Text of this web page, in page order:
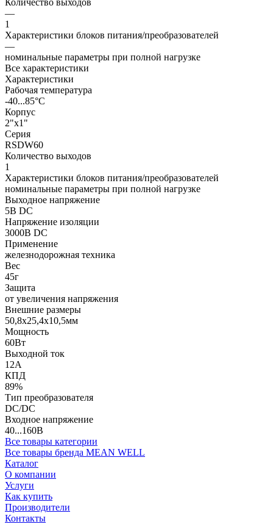
—
1
Характеристики блоков питания/преобразователей
—
номинальные параметры при полной нагрузке
Все характеристики
Характеристики
Рабочая температура
-40...85°C
Корпус
2"x1"
Серия
RSDW60
Количество выходов
1
Характеристики блоков питания/преобразователей
номинальные параметры при полной нагрузке
Выходное напряжение
5В DC
Напряжение изоляции
3000В DC
Применение
железнодорожная техника
Вес
45г
Защита
от увеличения напряжения
Внешние размеры
50,8x25,4x10,5мм
Мощность
60Вт
Выходной ток
12А
КПД
89%
Тип преобразователя
DC/DC
Входное напряжение
40...160В
Все товары категории
Все товары бренда MEAN WELL
Каталог
О компании
Услуги
Как купить
Производители
Контакты